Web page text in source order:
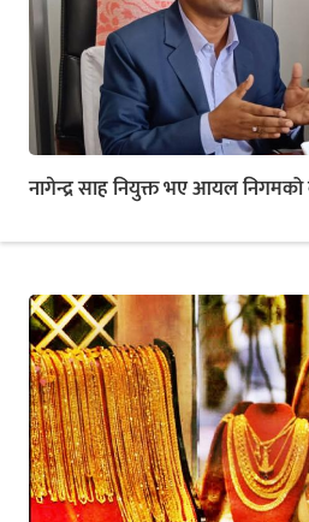
नागेन्द्र साह नियुक्त भए आयल निगमको